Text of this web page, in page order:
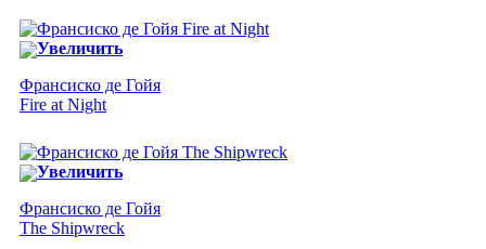
Увеличить
Франсиско де Гойя
Fire at Night
Увеличить
Франсиско де Гойя
The Shipwreck